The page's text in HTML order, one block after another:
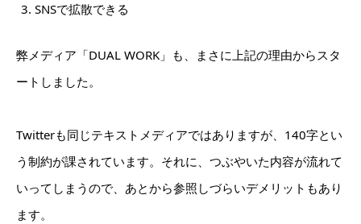
SNSで拡散できる
弊メディア「DUAL WORK」も、まさに上記の理由からスタ
ートしました。
Twitterも同じテキストメディアではありますが、140字とい
う制約が課されています。それに、つぶやいた内容が流れて
いってしまうので、あとから参照しづらいデメリットもあり
ます。